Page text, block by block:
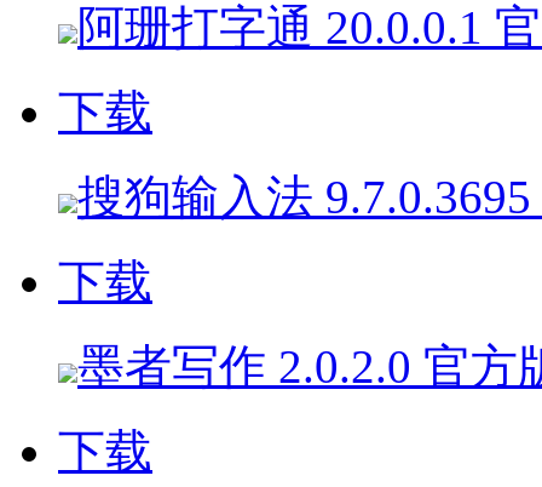
阿珊打字通 20.0.0.1
下载
搜狗输入法
下载
墨者写作 2.0.2.0 官方
下载